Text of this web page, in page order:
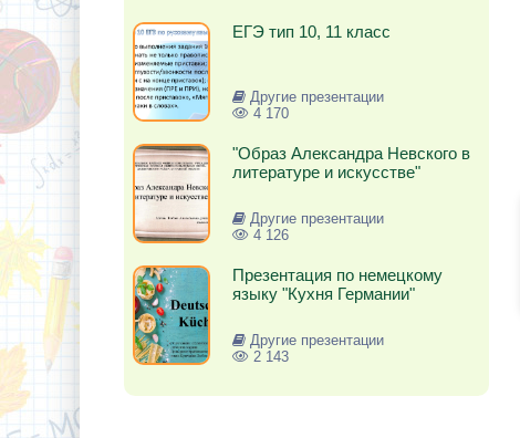
ЕГЭ тип 10, 11 класс
Другие презентации
4 170
"Образ Александра Невского в
литературе и искусстве"
Другие презентации
4 126
Презентация по немецкому
языку "Кухня Германии"
Другие презентации
2 143